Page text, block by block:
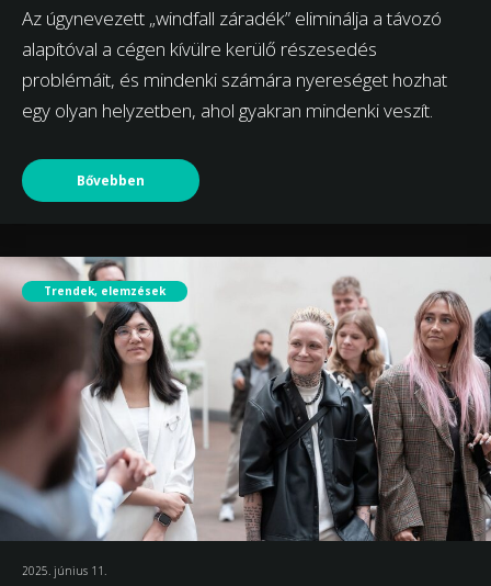
Az úgynevezett „windfall záradék” eliminálja a távozó
alapítóval a cégen kívülre kerülő részesedés
problémáit, és mindenki számára nyereséget hozhat
egy olyan helyzetben, ahol gyakran mindenki veszít.
Bővebben
Trendek, elemzések
2025. június 11.